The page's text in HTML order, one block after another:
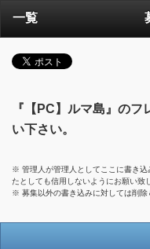
一覧
『【PC】ルマ島』の
い下さい。
※ 管理人が管理人としてここに書き
たとしても信用しないようにお願い致
※ 募集以外の書き込みに対しては削除